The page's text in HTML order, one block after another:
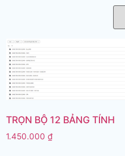
TRỌN BỘ 12 BẢNG TÍNH
1.450.000 ₫